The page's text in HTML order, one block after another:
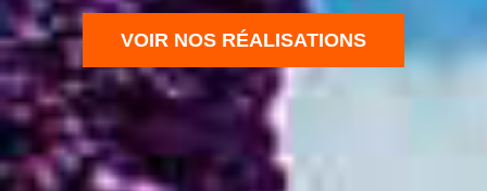
VOIR NOS RÉALISATIONS